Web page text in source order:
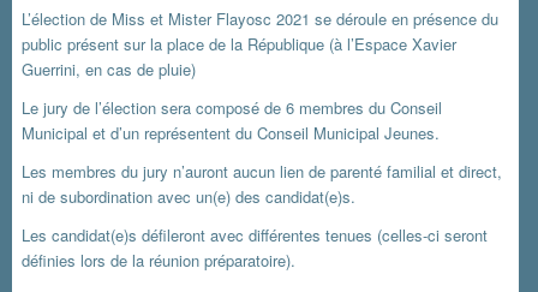
L’élection de Miss et Mister Flayosc 2021 se déroule en présence du
public présent sur la place de la République (à l’Espace Xavier
Guerrini, en cas de pluie)
Le jury de l’élection sera composé de 6 membres du Conseil
Municipal et d’un représentent du Conseil Municipal Jeunes.
Les membres du jury n’auront aucun lien de parenté familial et direct,
ni de subordination avec un(e) des candidat(e)s.
Les candidat(e)s défileront avec différentes tenues (celles-ci seront
définies lors de la réunion préparatoire).